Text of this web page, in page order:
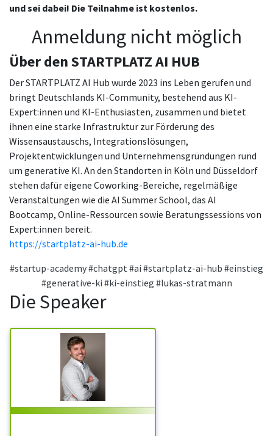
und sei dabei! Die Teilnahme ist kostenlos.
Anmeldung nicht möglich
Über den STARTPLATZ AI HUB
Der STARTPLATZ AI Hub wurde 2023 ins Leben gerufen und
bringt Deutschlands KI-Community, bestehend aus KI-
Expert:innen und KI-Enthusiasten, zusammen und bietet
ihnen eine starke Infrastruktur zur Förderung des
Wissensaustauschs, Integrationslösungen,
Projektentwicklungen und Unternehmensgründungen rund
um generative KI. An den Standorten in Köln und Düsseldorf
stehen dafür eigene Coworking-Bereiche, regelmäßige
Veranstaltungen wie die AI Summer School, das AI
Bootcamp, Online-Ressourcen sowie Beratungssessions von
Expert:innen bereit.
https://startplatz-ai-hub.de
#startup-academy#chatgpt #ai #startplatz-ai-hub #einstieg
#generative-ki #ki-einstieg #lukas-stratmann
Die Speaker